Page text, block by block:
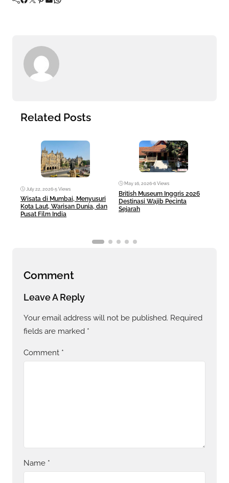
Related Posts
July 22, 2026•5 Views
Wisata di Mumbai, Menyusuri
Kota Laut, Warisan Dunia, dan
Pusat Film India
May 16, 2026•6 Views
British Museum Inggris 2026
Destinasi Wajib Pecinta
Sejarah
Comment
Leave A Reply
Your email address will not be published. Required
fields are marked *
Comment *
Name *